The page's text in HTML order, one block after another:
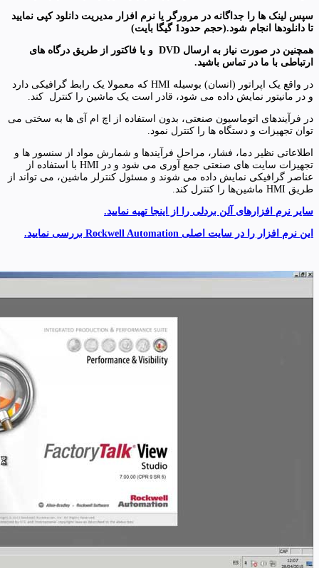
سپس لینک ها را جداگانه در مرورگر یا نرم افزار مدیریت دانلود کپی نمایید
تا دانلودها انجام شود.(حجم حدود1 گیگا بایت
)
همچنین در صورت نیاز به ارسال DVD و یا فاکتور از طریق درگاه های
ارتباطی با ما در تماس باشید.
در واقع یک اپراتور (انسان) بوسیله HMI که معمولا یک رابط گرافیکی دارد
و در مانیتور نمایش داده می شود، قادر است یک ماشین را کنترل کند.
در فرآیندهای اتوماسیون صنعتی، بدون استفاده از اچ ام آی ها به سختی می
توان تجهیزات و دستگاه ها را کنترل نمود.
اطلاعاتی نظیر دما، فشار، مراحل فرآیندها و شمارش مواد از سنسور ها و
تجهیزات سایت های صنعتی جمع آوری می شود و در HMI با استفاده از
عناصر گرافیکی نمایش داده می شوند و مسئول کنترلر ماشین، می تواند از
طریق HMI ماشین‌ها را کنترل کند.
سایر نرم افزارهای آلن بردلی را از اینجا تهیه نمایید.
این نرم افزار را در سایت اصلی Rockwell Automation بررسی نمایید.